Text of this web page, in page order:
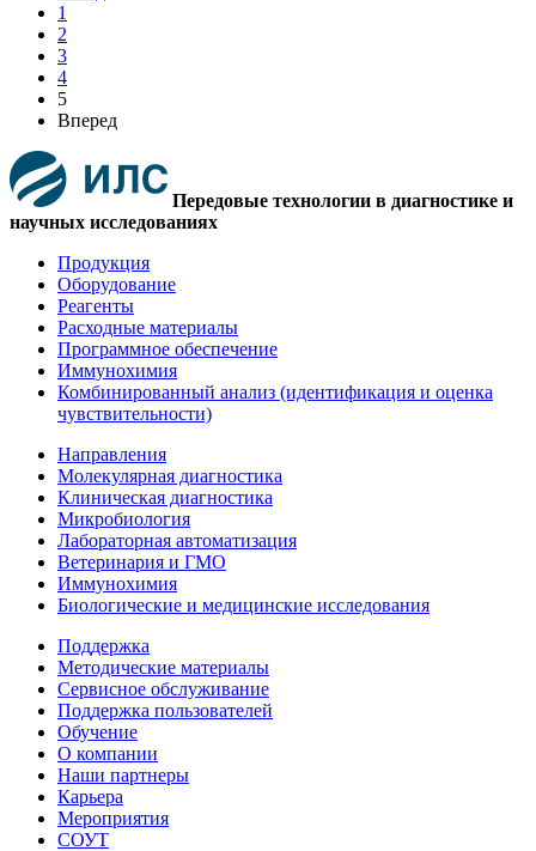
1
2
3
4
5
Вперед
Передовые технологии в диагностике и
научных исследованиях
Продукция
Оборудование
Реагенты
Расходные материалы
Программное обеспечение
Иммунохимия
Комбинированный анализ (идентификация и оценка
чувствительности)
Направления
Молекулярная диагностика
Клиническая диагностика
Микробиология
Лабораторная автоматизация
Ветеринария и ГМО
Иммунохимия
Биологические и медицинские исследования
Поддержка
Методические материалы
Сервисное обслуживание
Поддержка пользователей
Обучение
О компании
Наши партнеры
Карьера
Мероприятия
СОУТ